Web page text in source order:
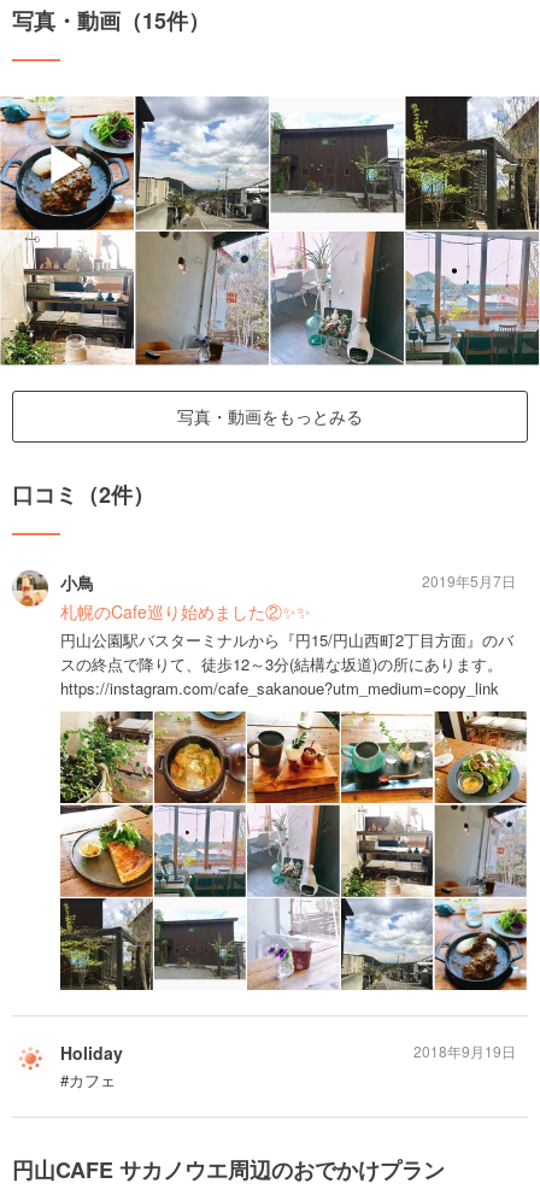
写真・動画（15件）
▶
写真・動画をもっとみる
口コミ（2件）
小鳥
札幌のCafe巡り始めました②✨✨
円山公園駅バスターミナルから『円15/円山西町2丁目方面』のバ
スの終点で降りて、徒歩12～3分(結構な坂道)の所にあります。
https://instagram.com/cafe_sakanoue?utm_medium=copy_link
2019年5月7日
Holiday
#カフェ
2018年9月19日
円山CAFE サカノウエ周辺のおでかけプラン